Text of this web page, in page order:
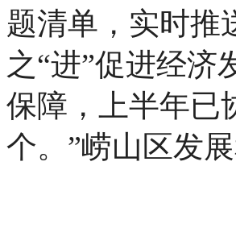
题清单，实时推
之“进”促进经济
保障，上半年已
个。”崂山区发